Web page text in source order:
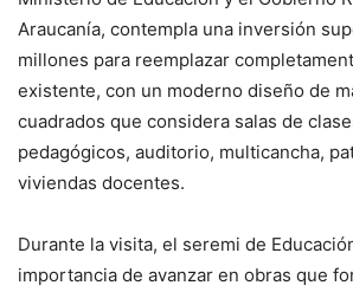
Araucanía, contempla una inversión
millones para reemplazar
existente, con un moderno diseño de
cuadrados que considera salas de
pedagógicos, auditorio, multicancha,
viviendas docentes.
Durante la visita, el seremi de
importancia de avanzar en obras que